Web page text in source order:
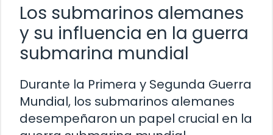
Los submarinos alemanes
y su influencia en la guerra
submarina mundial
Durante la Primera y Segunda Guerra
Mundial, los submarinos alemanes
desempeñaron un papel crucial en la